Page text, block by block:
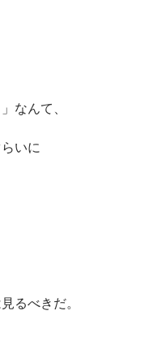
なんて、
いに
るべきだ。